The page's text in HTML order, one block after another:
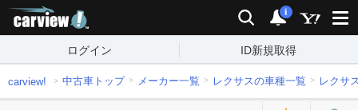
検索 通知
i
ログイン ID新規取得
carview! 中古車トップ メーカー一覧 レクサスの車種一覧 レクサ